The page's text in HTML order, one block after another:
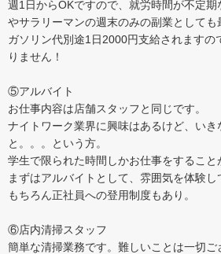
週1日からOKですので、就労時間が不定
やサラリーマンの週末のみの副業としても
ガソリン代別途1日2000円支給されますの
りません！
⑤アルバイト
お仕事内容は店舗スタッフと同じです。
ナイトワーク業界に興味はあるけど、いき
と。。。という方。
学生で限られた時間しかお仕事をすること
まずはアルバイトとして、雰囲気を体験し
もちろん正社員への登用制度もあり。
⑥店内清掃スタッフ
簡単な清掃業務です。難しいことは一切ご